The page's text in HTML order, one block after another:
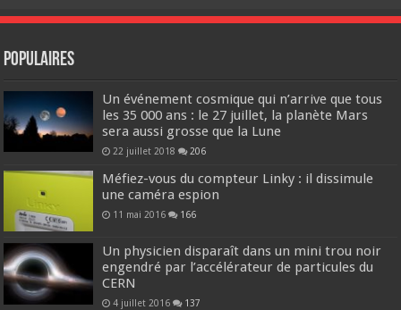
Populaires
Un événement cosmique qui n’arrive que tous
les 35 000 ans : le 27 juillet, la planète Mars
sera aussi grosse que la Lune
22 juillet 2018 206
Méfiez-vous du compteur Linky : il dissimule
une caméra espion
11 mai 2016 166
Un physicien disparaît dans un mini trou noir
engendré par l’accélérateur de particules du
CERN
4 juillet 2016 137